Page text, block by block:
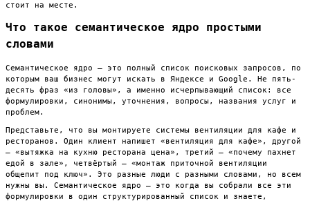
стоит на месте.
Что такое семантическое ядро простыми
словами
Семантическое ядро — это полный список поисковых запросов, по
которым ваш бизнес могут искать в Яндексе и Google. Не пять-
десять фраз «из головы», а именно исчерпывающий список: все
формулировки, синонимы, уточнения, вопросы, названия услуг и
проблем.
Представьте, что вы монтируете системы вентиляции для кафе и
ресторанов. Один клиент напишет «вентиляция для кафе», другой
— «вытяжка на кухню ресторана цена», третий — «почему пахнет
едой в зале», четвёртый — «монтаж приточной вентиляции
общепит под ключ». Это разные люди с разными словами, но всем
нужны вы. Семантическое ядро — это когда вы собрали все эти
формулировки в один структурированный список и знаете,